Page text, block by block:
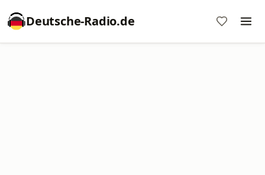
Deutsche-Radio.de